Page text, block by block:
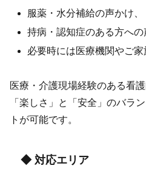
服薬・水分補給の声かけ
持病・認知症のある方への
必要時には医療機関やご
医療・介護現場経験のある看護
「楽しさ」と「安全」のバラ
トが可能です。
◆ 対応エリア